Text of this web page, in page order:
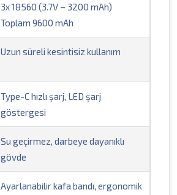
3x 18560 (3.7V – 3200 mAh)
Toplam 9600 mAh
Uzun süreli kesintisiz kullanım
Type-C hızlı şarj, LED şarj
göstergesi
Su geçirmez, darbeye dayanıklı
gövde
Ayarlanabilir kafa bandı, ergonomik